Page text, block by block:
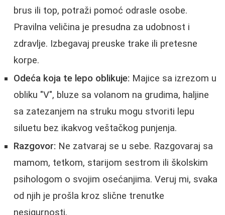
brus ili top, potraži pomoć odrasle osobe.
Pravilna veličina je presudna za udobnost i
zdravlje. Izbegavaj preuske trake ili pretesne
korpe.
Odeća koja te lepo oblikuje: Majice sa izrezom u
obliku "V", bluze sa volanom na grudima, haljine
sa zatezanjem na struku mogu stvoriti lepu
siluetu bez ikakvog veštačkog punjenja.
Razgovor: Ne zatvaraj se u sebe. Razgovaraj sa
mamom, tetkom, starijom sestrom ili školskim
psihologom o svojim osećanjima. Veruj mi, svaka
od njih je prošla kroz slične trenutke
nesigurnosti.